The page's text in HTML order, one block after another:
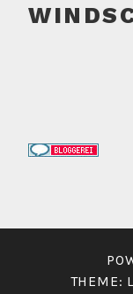
THEME: